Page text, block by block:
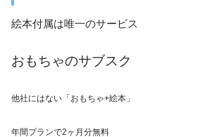
絵本付属は唯一のサービス
おもちゃのサブスク
他社にはない「おもちゃ+絵本」
年間プランで2ヶ月分無料